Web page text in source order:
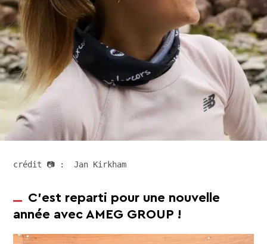
crédit 📷 :  Jan Kirkham
C’est reparti pour une nouvelle
année avec AMEG GROUP !